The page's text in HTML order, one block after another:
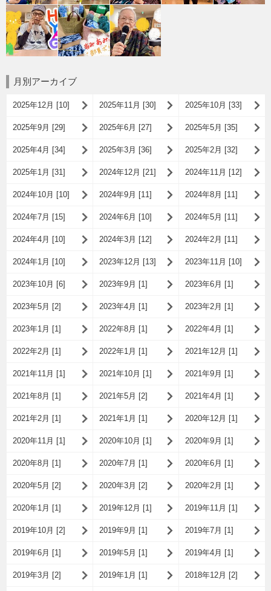
月別アーカイブ
2025年12月 [10] 2025年11月 [30] 2025年10月 [33]
2025年9月 [29] 2025年6月 [27] 2025年5月 [35]
2025年4月 [34] 2025年3月 [36] 2025年2月 [32]
2025年1月 [31] 2024年12月 [21] 2024年11月 [12]
2024年10月 [10] 2024年9月 [11] 2024年8月 [11]
2024年7月 [15] 2024年6月 [10] 2024年5月 [11]
2024年4月 [10] 2024年3月 [12] 2024年2月 [11]
2024年1月 [10] 2023年12月 [13] 2023年11月 [10]
2023年10月 [6] 2023年9月 [1] 2023年6月 [1]
2023年5月 [2] 2023年4月 [1] 2023年2月 [1]
2023年1月 [1] 2022年8月 [1] 2022年4月 [1]
2022年2月 [1] 2022年1月 [1] 2021年12月 [1]
2021年11月 [1] 2021年10月 [1] 2021年9月 [1]
2021年8月 [1] 2021年5月 [2] 2021年4月 [1]
2021年2月 [1] 2021年1月 [1] 2020年12月 [1]
2020年11月 [1] 2020年10月 [1] 2020年9月 [1]
2020年8月 [1] 2020年7月 [1] 2020年6月 [1]
2020年5月 [2] 2020年3月 [2] 2020年2月 [1]
2020年1月 [1] 2019年12月 [1] 2019年11月 [1]
2019年10月 [2] 2019年9月 [1] 2019年7月 [1]
2019年6月 [1] 2019年5月 [1] 2019年4月 [1]
2019年3月 [2] 2019年1月 [1] 2018年12月 [2]